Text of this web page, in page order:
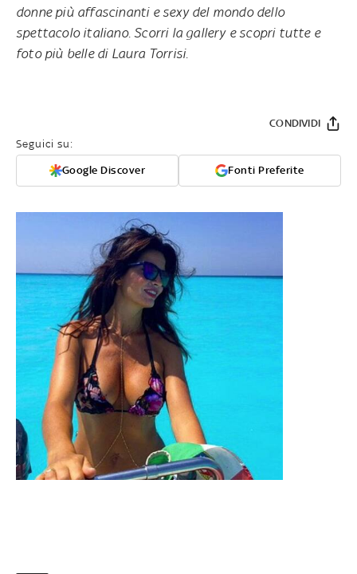
donne più affascinanti e sexy del mondo dello
spettacolo italiano. Scorri la gallery e scopri tutte e
foto più belle di Laura Torrisi.
Seguici su:
Google Discover Fonti Preferite
CONDIVIDI